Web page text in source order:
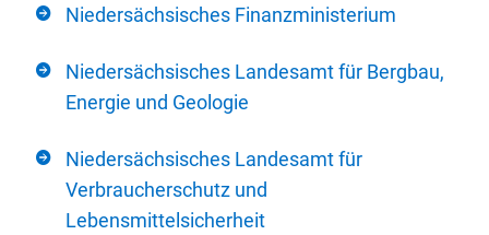
Niedersächsisches Finanzministerium
Niedersächsisches Landesamt für Bergbau,
Energie und Geologie
Niedersächsisches Landesamt für
Verbraucherschutz und
Lebensmittelsicherheit